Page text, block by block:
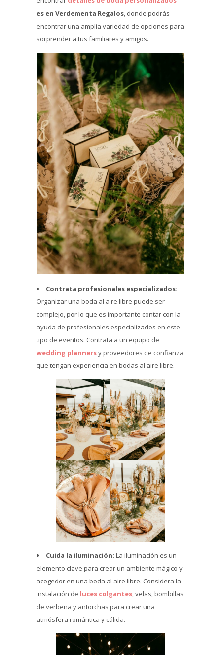
es en Verdementa Regalos , donde podrás
encontrar una amplia variedad de opciones para
sorprender a tus familiares y amigos.
Contrata profesionales especializados:
Organizar una boda al aire libre puede ser
complejo, por lo que es importante contar con la
ayuda de profesionales especializados en este
tipo de eventos. Contrata a un equipo de
wedding plannersy proveedores de confianza
que tengan experiencia en bodas al aire libre.
Cuida la iluminación: La iluminación es un
elemento clave para crear un ambiente mágico y
acogedor en una boda al aire libre. Considera la
instalación de luces colgantes, velas, bombillas
de verbena y antorchas para crear una
atmósfera romántica y cálida.